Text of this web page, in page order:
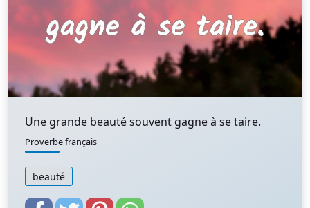
Une grande beauté souvent gagne à se taire.
Proverbe français
beauté